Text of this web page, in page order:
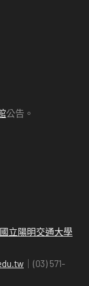
公告。
國立陽明交通大學
｜(03) 571-